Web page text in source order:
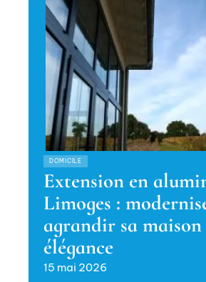
DOMICILE
Extension en
Limoges :
agrandir sa maison
élégance
15 mai 2026